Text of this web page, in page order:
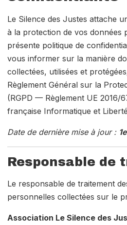
Le Silence des Justes attache
à la protection de vos données
présente politique de
vous informer sur la manière
collectées, utilisées et
Règlement Général sur la
(RGPD — Règlement UE 2016/
française Informatique et
Date de dernière mise à jour :
Responsable de
Le responsable de traitement
personnelles collectées sur le
Association Le Silence des